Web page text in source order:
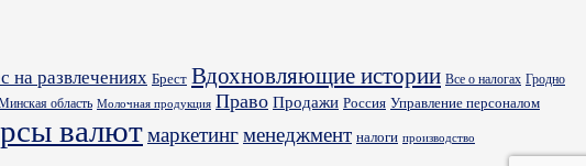
на развлечениях Брест Вдохновляющие истории Все о налогах Гродно
область Молочная продукция Право Продажи Россия Управление персоналом
валютмаркетингменеджмент налоги производство